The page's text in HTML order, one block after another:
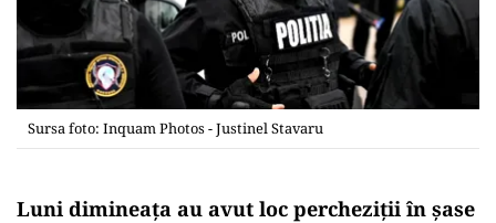
Sursa foto: Inquam Photos - Justinel Stavaru
Luni dimineața au avut loc percheziții în șase